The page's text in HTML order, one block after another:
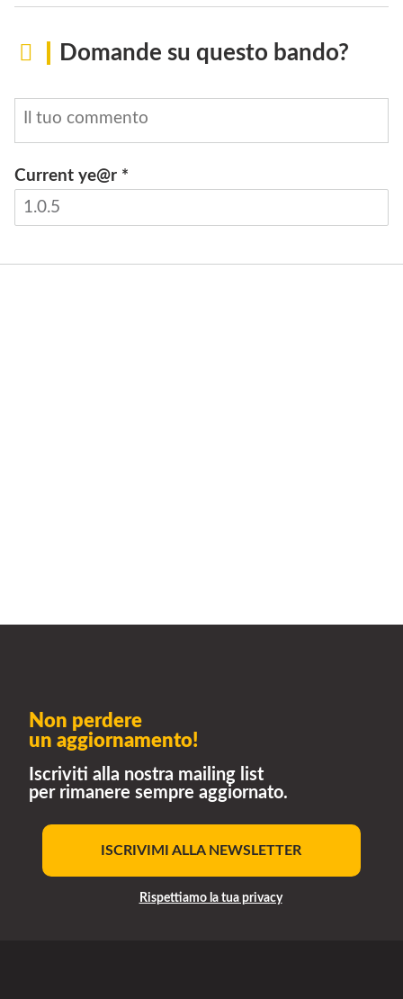
Domande su questo bando?
Current ye@r *
Non perdere
un aggiornamento!
Iscriviti alla nostra mailing list
per rimanere sempre aggiornato.
ISCRIVIMI ALLA NEWSLETTER
Rispettiamo la tua privacy